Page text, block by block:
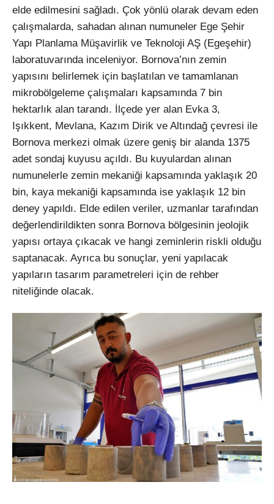
elde edilmesini sağladı. Çok yönlü olarak devam eden
çalışmalarda, sahadan alınan numuneler Ege Şehir
Yapı Planlama Müşavirlik ve Teknoloji AŞ (Egeşehir)
laboratuvarında inceleniyor. Bornova’nın zemin
yapısını belirlemek için başlatılan ve tamamlanan
mikrobölgeleme çalışmaları kapsamında 7 bin
hektarlık alan tarandı. İlçede yer alan Evka 3,
Işıkkent, Mevlana, Kazım Dirik ve Altındağ çevresi ile
Bornova merkezi olmak üzere geniş bir alanda 1375
adet sondaj kuyusu açıldı. Bu kuyulardan alınan
numunelerle zemin mekaniği kapsamında yaklaşık 20
bin, kaya mekaniği kapsamında ise yaklaşık 12 bin
deney yapıldı. Elde edilen veriler, uzmanlar tarafından
değerlendirildikten sonra Bornova bölgesinin jeolojik
yapısı ortaya çıkacak ve hangi zeminlerin riskli olduğu
saptanacak. Ayrıca bu sonuçlar, yeni yapılacak
yapıların tasarım parametreleri için de rehber
niteliğinde olacak.